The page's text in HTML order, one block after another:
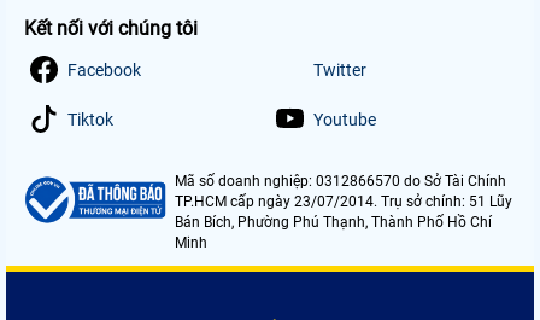
Kết nối với chúng tôi
Facebook Twitter
Tiktok Youtube
Mã số doanh nghiệp: 0312866570 do Sở Tài Chính
TP.HCM cấp ngày 23/07/2014. Trụ sở chính: 51 Lũy
Bán Bích, Phường Phú Thạnh, Thành Phố Hồ Chí
Minh